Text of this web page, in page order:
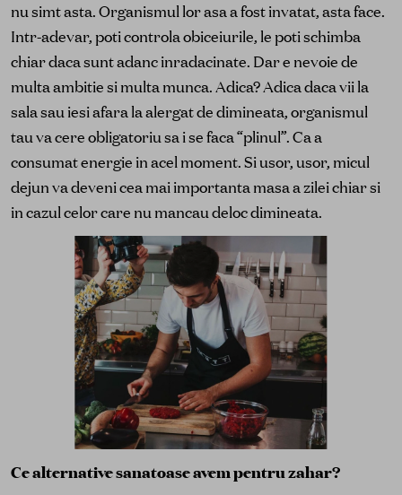
nu simt asta. Organismul lor asa a fost invatat, asta face.
Intr-adevar, poti controla obiceiurile, le poti schimba
chiar daca sunt adanc inradacinate. Dar e nevoie de
multa ambitie si multa munca. Adica? Adica daca vii la
sala sau iesi afara la alergat de dimineata, organismul
tau va cere obligatoriu sa i se faca “plinul”. Ca a
consumat energie in acel moment. Si usor, usor, micul
dejun va deveni cea mai importanta masa a zilei chiar si
in cazul celor care nu mancau deloc dimineata.
Ce alternative sanatoase avem pentru zahar?